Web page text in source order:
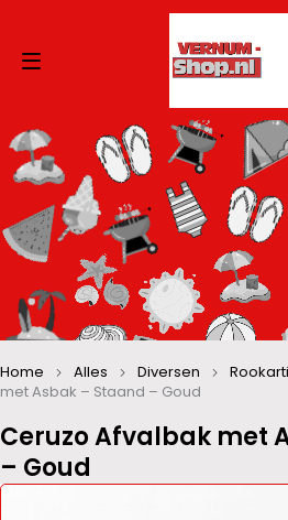
Ceruzo Afvalbak met
– Goud
Home Alles Diversen
met Asbak – Staand – Goud